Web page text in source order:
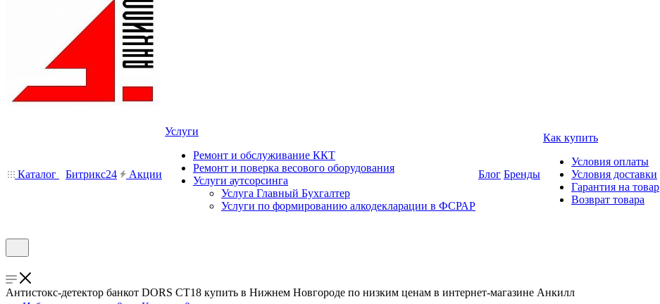
Каталог Битрикс24 Акции
Услуги
Ремонт и обслуживание ККТ
Ремонт и поверка весового оборудования
Услуги аутсорсинга
Услуга Главный Бухгалтер
Услуги по формированию алкодекларации в ФСРАР
Блог Бренды
Как купить
Условия оплаты
Условия доставки
Гарантия на товар
Возврат товара
Антистокс-детектор банкот DORS CT18 купить в Нижнем Новгороде по низким ценам в интернет-магазине Анкилл